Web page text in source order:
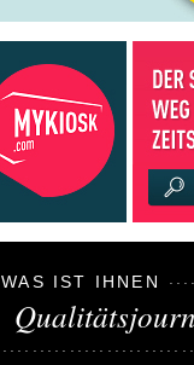
WAS IST IHNEN